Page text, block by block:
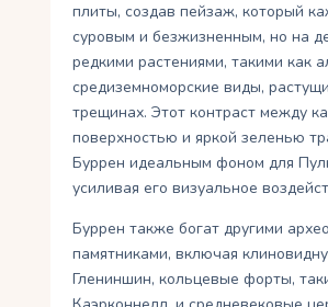
плиты, создав пейзаж, который
суровым и безжизненным, но на
редкими растениями, такими как
средиземноморские виды,
трещинах. Этот контраст между
поверхностью и яркой зеленью
Буррен идеальным фоном для
усиливая его визуальное
Буррен также богат другими
памятниками, включая
Глениншин, кольцевые форты,